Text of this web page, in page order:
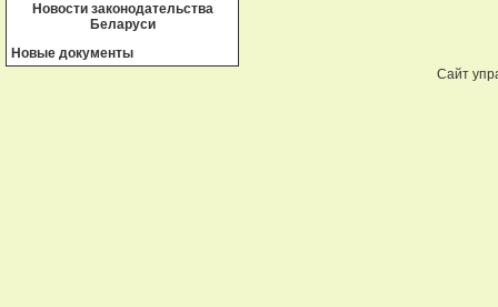
Новости законодательства
Беларуси
Новые документы
Сайт